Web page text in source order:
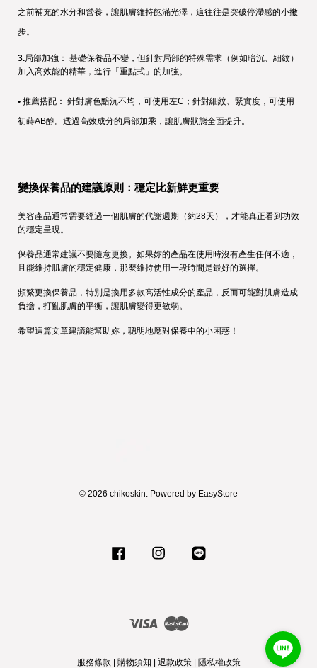
之前補充的水分和營養，讓肌膚維持飽滿光澤，這往往是突破停滯感的小撇
步。
3.局部加強： 基礎保養品不變，但針對局部的特殊需求（例如暗沉、細紋）
加入高效能的精華，進行「重點式」的加強。
• 推薦搭配： 針對膚色黯沉不均，可使用左C；針對細紋、緊實度，可使用
初蒔AB醇。透過高效成分的局部加乘，讓肌膚狀態全面提升。
變換保養品的建議原則：穩定比新鮮更重要
美容產品通常需要經過一個肌膚的代謝週期（約28天），才能真正看到功效
的穩定呈現。
保養品通常建議不要隨意更換。如果妳的產品在使用時沒有產生任何不適，
且能維持肌膚的穩定健康，那麼維持使用一段時間是最好的選擇。
頻繁更換保養品，特別是換用多款高活性成分的產品，反而可能對肌膚造成
負擔，打亂肌膚的平衡，讓肌膚變得更敏弱。
希望這篇文章建議能幫助妳，聰明地應對保養中的小困惑！
© 2026 chikoskin. Powered by EasyStore
Facebook Instagram
Visa Master
服務條款 購物須知 退款政策| 隱私權政策